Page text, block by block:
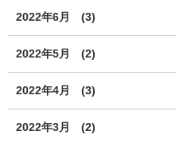
2022年6月 (3)
2022年5月 (2)
2022年4月 (3)
2022年3月 (2)